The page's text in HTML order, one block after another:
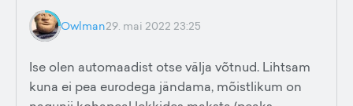
Owlman29. mai 2022 23:25
Ise olen automaadist otse välja võtnud. Lihtsam
kuna ei pea eurodega jändama, mõistlikum on